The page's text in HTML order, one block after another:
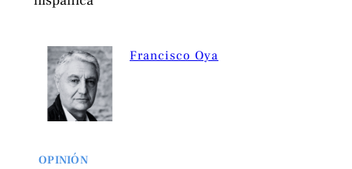
Francisco Oya
OPINIÓN